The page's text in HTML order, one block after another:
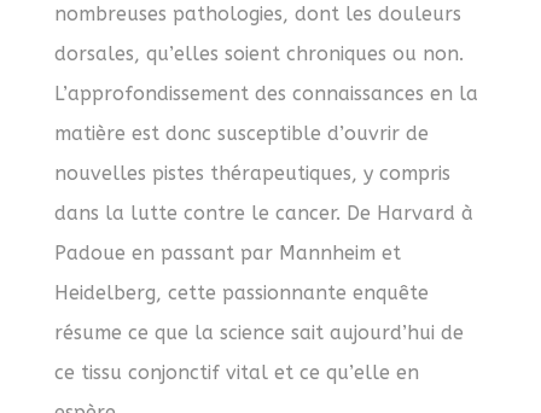
nombreuses pathologies, dont les douleurs
dorsales, qu’elles soient chroniques ou non.
L’approfondissement des connaissances en la
matière est donc susceptible d’ouvrir de
nouvelles pistes thérapeutiques, y compris
dans la lutte contre le cancer. De Harvard à
Padoue en passant par Mannheim et
Heidelberg, cette passionnante enquête
résume ce que la science sait aujourd’hui de
ce tissu conjonctif vital et ce qu’elle en